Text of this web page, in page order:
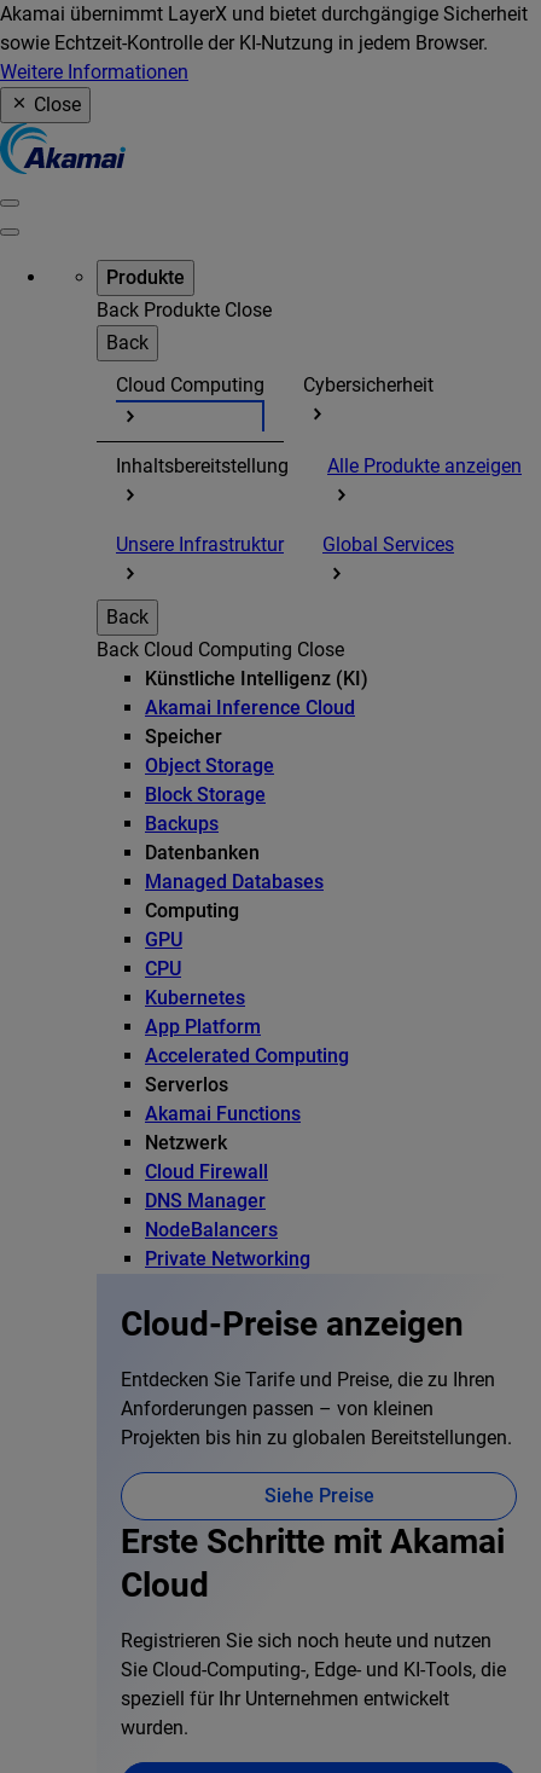
Akamai übernimmt LayerX und bietet durchgängige Sicherheit
sowie Echtzeit-Kontrolle der KI-Nutzung in jedem Browser.
Weitere Informationen
Close
Produkte
Back Produkte Close
Back
Cloud Computing
Cybersicherheit
Inhaltsbereitstellung Alle Produkte anzeigen
Unsere Infrastruktur Global Services
Back
Back Cloud Computing Close
Künstliche Intelligenz (KI)
Akamai Inference Cloud
Speicher
Object Storage
Block Storage
Backups
Datenbanken
Managed Databases
Computing
GPU
CPU
Kubernetes
App Platform
Accelerated Computing
Serverlos
Akamai Functions
Netzwerk
Cloud Firewall
DNS Manager
NodeBalancers
Private Networking
Cloud-Preise anzeigen
Entdecken Sie Tarife und Preise, die zu Ihren
Anforderungen passen – von kleinen
Projekten bis hin zu globalen Bereitstellungen.
Siehe Preise
Erste Schritte mit Akamai
Cloud
Registrieren Sie sich noch heute und nutzen
Sie Cloud-Computing-, Edge- und KI-Tools, die
speziell für Ihr Unternehmen entwickelt
wurden.